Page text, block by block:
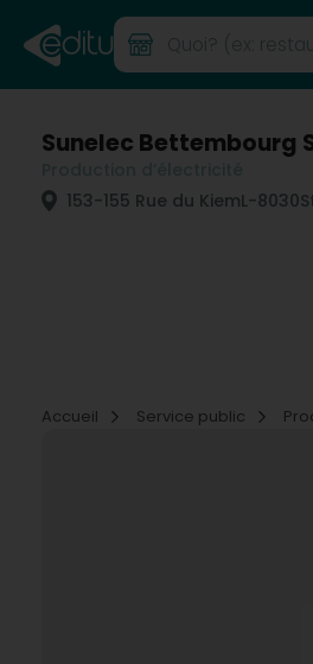
Sunelec Bettembourg
153-155 Rue du KiemL-8030
Accueil
Service public